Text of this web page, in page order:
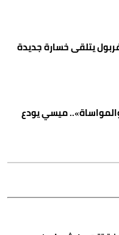
يتلقى خسارة جديدة
ميسي يودع